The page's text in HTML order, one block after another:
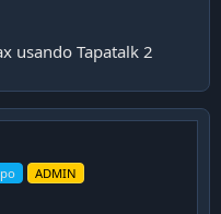
usando Tapatalk 2
ADMIN